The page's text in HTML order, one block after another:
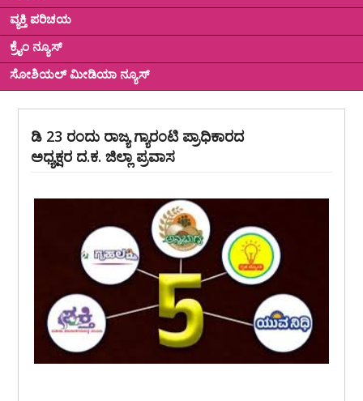
ವ್ಯಕ್ತಿ ಪರಿಚಯ
ಕ್ರೈಂ ನ್ಯೂಸ್
ಸೋಶಿಯಲ್ ಮೀಡಿಯಾ ನ್ಯೂಸ್
ಡಿ 23 ರಂದು ರಾಜ್ಯ ಗ್ಯಾರಂಟಿ ಪ್ರಾಧಿಕಾರದ
ಅಧ್ಯಕ್ಷರ ದ.ಕ. ಜಿಲ್ಲಾ ಪ್ರವಾಸ